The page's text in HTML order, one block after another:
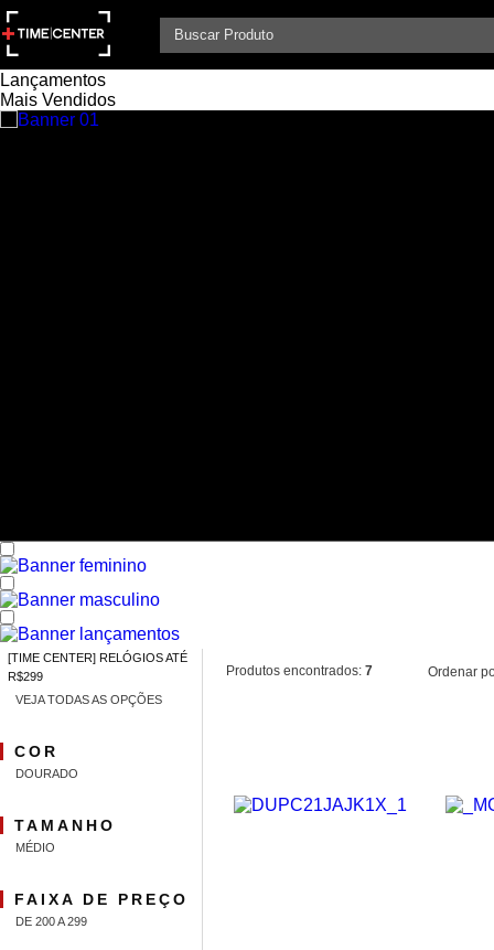
Femininos
Masculino
Lançamentos
Mais Vendidos
[TIME CENTER] RELÓGIOS ATÉ
R$299
VEJA TODAS AS OPÇÕES
COR
DOURADO
TAMANHO
MÉDIO
FAIXA DE PREÇO
DE 200 A 299
Produtos encontrados: 7 Ordenar